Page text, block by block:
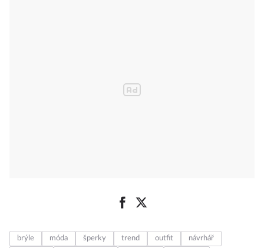
brýle móda šperky trend outfit
návrhář